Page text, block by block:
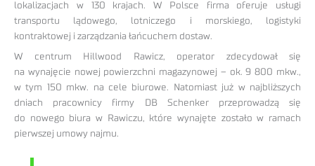
lokalizacjach w 130 krajach. W Polsce firma oferuje usługi
transportu lądowego, lotniczego i morskiego, logistyki
kontraktowej i zarządzania łańcuchem dostaw.
W centrum Hillwood Rawicz, operator zdecydował się
na wynajęcie nowej powierzchni magazynowej – ok. 9 800 mkw.,
w tym 150 mkw. na cele biurowe. Natomiast już w najbliższych
dniach pracownicy firmy DB Schenker przeprowadzą się
do nowego biura w Rawiczu, które wynajęte zostało w ramach
pierwszej umowy najmu.